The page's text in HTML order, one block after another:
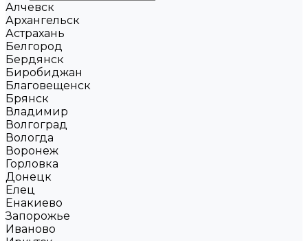
Алчевск
Архангельск
Астрахань
Белгород
Бердянск
Биробиджан
Благовещенск
Брянск
Владимир
Волгоград
Вологда
Воронеж
Горловка
Донецк
Елец
Енакиево
Запорожье
Иваново